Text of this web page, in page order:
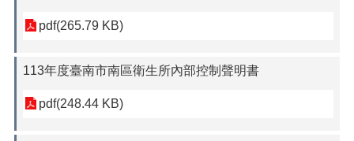
pdf(265.79 KB)
113年度臺南市南區衛生所內部控制聲明書
pdf(248.44 KB)